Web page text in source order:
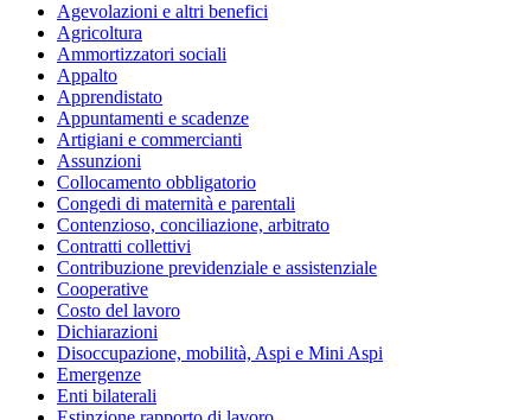
Agevolazioni e altri benefici
Agricoltura
Ammortizzatori sociali
Appalto
Apprendistato
Appuntamenti e scadenze
Artigiani e commercianti
Assunzioni
Collocamento obbligatorio
Congedi di maternità e parentali
Contenzioso, conciliazione, arbitrato
Contratti collettivi
Contribuzione previdenziale e assistenziale
Cooperative
Costo del lavoro
Dichiarazioni
Disoccupazione, mobilità, Aspi e Mini Aspi
Emergenze
Enti bilaterali